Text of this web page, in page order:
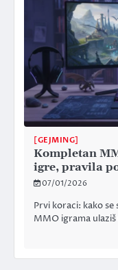
[GEJMING]
Kompletan
igre, pravila
07/01/2026
Prvi koraci: kako
MMO igrama